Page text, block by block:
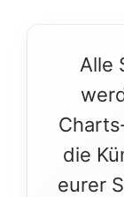
Alle
die
eurer